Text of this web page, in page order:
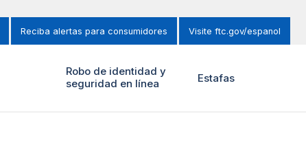
Reciba alertas para consumidores Visite ftc.gov/espanol
Robo de identidad y
seguridad en línea
Estafas